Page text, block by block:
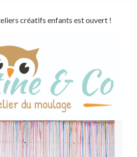
créatifs enfants est ouvert !